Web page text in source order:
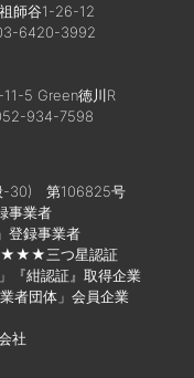
師谷1-26-12
6420-3992
5 Green徳川R
934-7598
-30) 第106825号
事業者
登録事業者
★★★三つ星認証
『紺認証』取得企業
者団体」会員企業
社